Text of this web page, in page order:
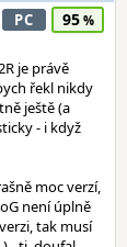
PC 95
je právě
řekl nikdy
ještě (a
- i když
moc verzí,
není úplně
tak musí